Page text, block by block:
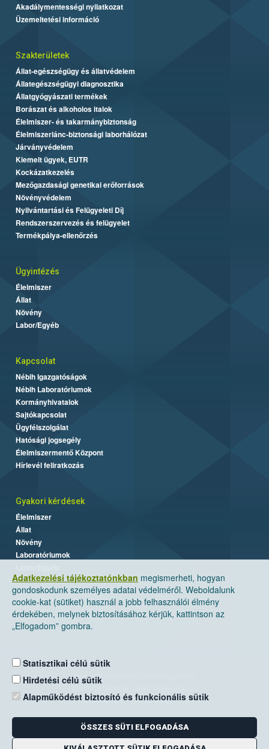
Adatkezelési tájékoztatónkban megismerheti, hogyan
gondoskodunk személyes adatai védelméről. Weboldalunk
cookie-kat (sütiket) használ a jobb felhasználói élmény
érdekében, melynek biztosításához kérjük, kattintson az
„Elfogadom” gombra.
Statisztikai célú sütik
Hirdetési célú sütik
Alapműködést biztosító és funkcionális sütik
ÖSSZES SÜTI ELFOGADÁSA
Akadálymentességi nyilatkozat
Üzemeltetési információ
Szakterületek
Állat-egészségügy és állatvédelem
Állategészségügyi diagnosztika
Állatgyógyászati termékek
Borászat és alkoholos italok
Élelmiszer- és takarmánybiztonság
Élelmiszerlánc-biztonsági laborhálózat
Járványvédelem
Kiemelt ügyek, EUTR
Kockázatkezelés
Mezőgazdasági genetikai erőforrások
Növényvédelem
Nyilvántartási és Felügyeleti Díj
Rendszerszervezés és felügyelet
Termékpálya-ellenőrzés
Ügyintézés
Élelmiszer
Állat
Növény
Labor/Egyéb
Kapcsolat
Nébih Igazgatóságok
Nébih Laboratóriumok
Kormányhivatalok
Sajtókapcsolat
Ügyfélszolgálat
Hatósági jogsegély
Élelmiszermentő Központ
Hírlevél feliratkozás
Gyakori kérdések
Élelmiszer
Állat
Növény
Laboratóriumok
Nemzeti Élelmiszerlánc-biztonsági Hivatal
Levelezési cím: 1525 Budapest. Pf. 30.
E-mail:ugyfelszolgalat@nebih.gov.hu
Zöld szám: 06-80/263-244